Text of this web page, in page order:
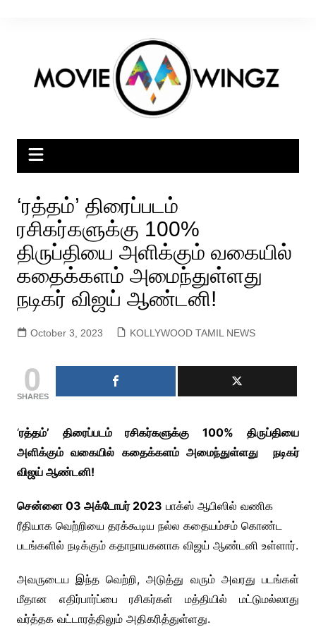
‘ரத்தம்’ திரைப்படம்
ரசிகர்களுக்கு 100%
திருப்தியை அளிக்கும் வகையில்
கதைக்களம் அமைந்துள்ளது
நடிகர் விஜய் ஆண்டனி!
October 3, 2023 KOLLYWOOD TAMIL NEWS
0
SHARES
‘ரத்தம்’ திரைப்படம் ரசிகர்களுக்கு 100% திருப்தியை
அளிக்கும் வகையில் கதைக்களம் அமைந்துள்ளது நடிகர்
விஜய் ஆண்டனி!
சென்னை 03 அக்டோபர் 2023 பாக்ஸ் ஆபிஸில் வணிக
ரீதியாக வெற்றியை தரக்கூடிய நல்ல கதையம்சம் கொண்ட
படங்களில் நடிக்கும் கதாநாயகனாக விஜய் ஆண்டனி உள்ளார்.
அவருடைய இந்த வெற்றி, அடுத்து வரும் அவரது படங்கள்
மீதான எதிர்பார்ப்பை ரசிகர்கள் மத்தியில் மட்டுமல்லாது
வர்த்தக வட்டாரத்திலும் அதிகரித்துள்ளது.